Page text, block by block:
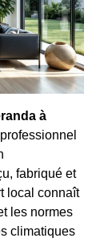
à
fabriqué et
local connaît
les normes
climatiques